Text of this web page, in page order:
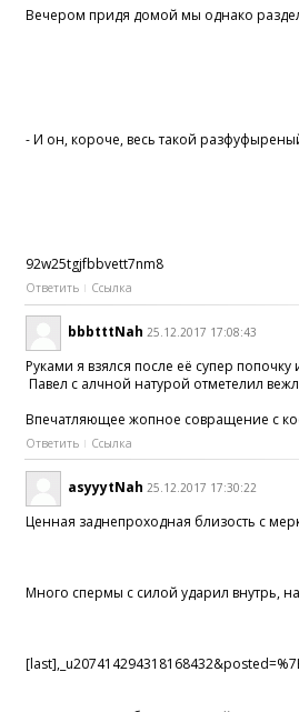
Вечером придя домой мы однако
- И он, короче, весь такой
92w25tgjfbbvett7nm8
Ответить Ссылка
bbbtttNah 25.12.2017 17:08:43
Руками я взялся после её супер
Павел с алчной натурой отметелил
Впечатляющее жопное совращение c
Ответить Ссылка
asyyytNah 25.12.2017 17:30:22
Ценная заднепроходная близость c
Много спермы с силой ударил внутрь,